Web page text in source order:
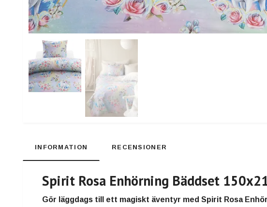
INFORMATION RECENSIONER
Spirit Rosa Enhörning Bäddset
Gör läggdags till ett magiskt äventyr med Spirit Rosa